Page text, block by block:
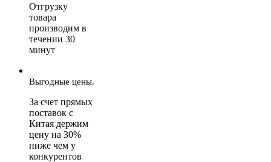
Отгрузку
товара
производим в
течении 30
минут
Выгодные цены.
За счет прямых
поставок с
Китая держим
цену на 30%
ниже чем у
конкурентов